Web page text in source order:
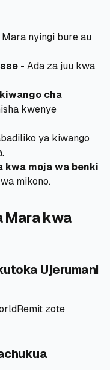
Mara nyingi bure au
- Ada za juu kwa
cha
kwenye
ya kiwango
kwa moja wa benki
mikono.
Mara kwa
Ujerumani
zote